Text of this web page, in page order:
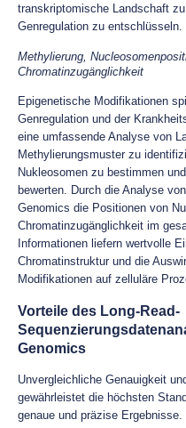
transkriptomische Landschaft
Genregulation zu entschlüsseln.
Methylierung,
Chromatinzugänglichkeit
Epigenetische Modifikationen
Genregulation und der
eine umfassende Analyse von
Methylierungsmuster zu
Nukleosomen zu bestimmen
bewerten. Durch die Analyse
Genomics die Positionen von
Chromatinzugänglichkeit im
Informationen liefern wertvolle
Chromatinstruktur und die
Modifikationen auf zelluläre
Vorteile des Long-Read-
Genomics
Unvergleichliche Genauigkeit
gewährleistet die höchsten
genaue und präzise Ergebnisse.